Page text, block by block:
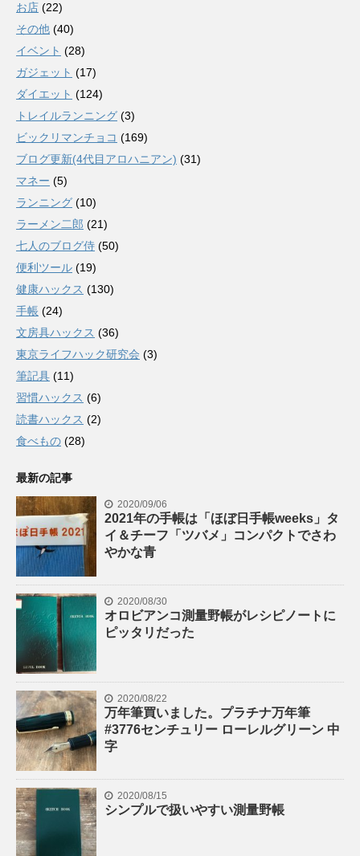
お店 (22)
その他 (40)
イベント (28)
ガジェット (17)
ダイエット (124)
トレイルランニング (3)
ビックリマンチョコ (169)
ブログ更新(4代目アロハニアン) (31)
マネー (5)
ランニング (10)
ラーメン二郎 (21)
七人のブログ侍 (50)
便利ツール (19)
健康ハックス (130)
手帳 (24)
文房具ハックス (36)
東京ライフハック研究会 (3)
筆記具 (11)
習慣ハックス (6)
読書ハックス (2)
食べもの (28)
最新の記事
2020/09/06
2021年の手帳は「ほぼ日手帳weeks」タ
イ＆チーフ「ツバメ」コンパクトでさわ
やかな青
2020/08/30
オロビアンコ測量野帳がレシピノートに
ピッタリだった
2020/08/22
万年筆買いました。プラチナ万年筆
#3776センチュリー ローレルグリーン 中
字
2020/08/15
シンプルで扱いやすい測量野帳